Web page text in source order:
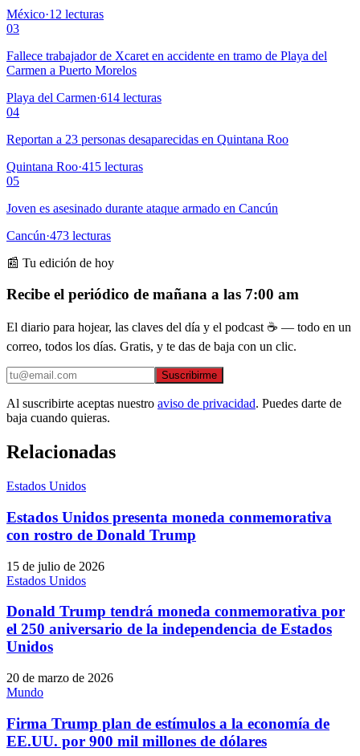
México·12 lecturas
03
Fallece trabajador de Xcaret en accidente en tramo de Playa del
Carmen a Puerto Morelos
Playa del Carmen·614 lecturas
04
Reportan a 23 personas desaparecidas en Quintana Roo
Quintana Roo·415 lecturas
05
Joven es asesinado durante ataque armado en Cancún
Cancún·473 lecturas
📰 Tu edición de hoy
Recibe el periódico de mañana a las 7:00 am
El diario para hojear, las claves del día y el podcast ☕ — todo en un
correo, todos los días. Gratis, y te das de baja con un clic.
Suscribirme
Al suscribirte aceptas nuestro aviso de privacidad. Puedes darte de
baja cuando quieras.
Relacionadas
Estados Unidos
Estados Unidos presenta moneda conmemorativa
con rostro de Donald Trump
15 de julio de 2026
Estados Unidos
Donald Trump tendrá moneda conmemorativa por
el 250 aniversario de la independencia de Estados
Unidos
20 de marzo de 2026
Mundo
Firma Trump plan de estímulos a la economía de
EE.UU. por 900 mil millones de dólares